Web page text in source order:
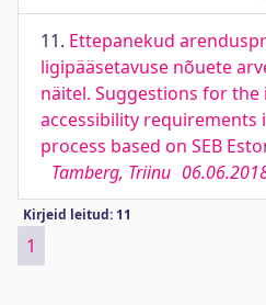
11. Ettepanekud
ligipääsetavuse nõuete
näitel. Suggestions for
accessibility requirements
process based on SEB
Tamberg, Triinu
Kirjeid leitud: 11
1